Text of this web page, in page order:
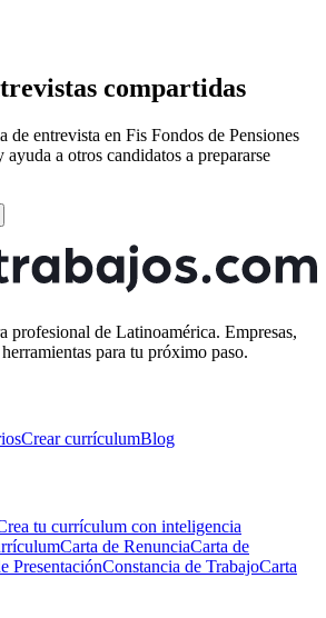
compartidas
de entrevista en Fis Fondos de Pensiones
ayuda a otros candidatos a prepararse
profesional de Latinoamérica. Empresas,
para tu próximo paso.
Crear currículumBlog
tu currículum con inteligencia
Carta de RenunciaCarta de
PresentaciónConstancia de TrabajoCarta